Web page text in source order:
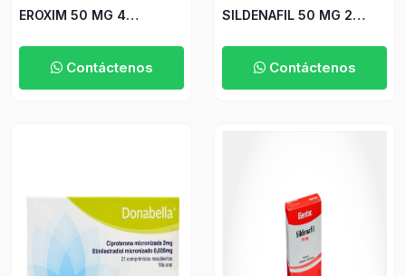
EROXIM 50 MG 4
Contáctenos
Personal y Belleza
SILDENAFIL 50 MG 2
Contáctenos